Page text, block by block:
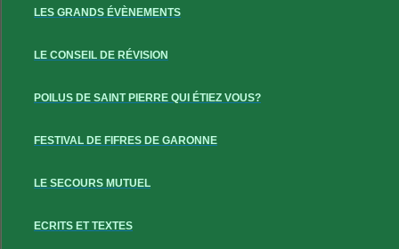
LES GRANDS ÉVÈNEMENTS
LE CONSEIL DE RÉVISION
POILUS DE SAINT PIERRE QUI ÉTIEZ VOUS?
FESTIVAL DE FIFRES DE GARONNE
LE SECOURS MUTUEL
ECRITS ET TEXTES